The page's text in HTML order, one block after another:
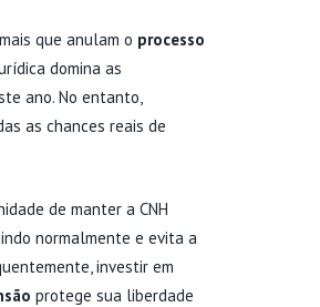
que anulam o processo
domina as
ano. No entanto,
as chances reais de
de manter a CNH
normalmente e evita a
investir em
protege sua liberdade